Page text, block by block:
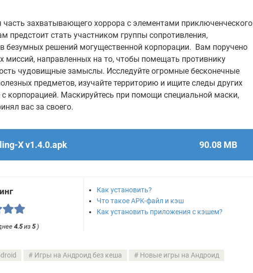
часть захватывающего хоррора с элементами приключенческого
предстоит стать участником группы сопротивления,
безумных решений могущественной корпорации. Вам поручено
миссий, направленных на то, чтобы помещать противнику
чудовищные замыслы. Исследуйте огромные бесконечные
предметов, изучайте территорию и ищите следы других
корпорацией. Маскируйтесь при помощи специальной маски,
вас за своего.
X v1.4.0.apk 90.08 MB
4.5из 5)
Как установить?
Что такое APK-файл и кэш
Как установить приложения с кэшем?
Игры на Андроид без кеша Новые игры на Андроид